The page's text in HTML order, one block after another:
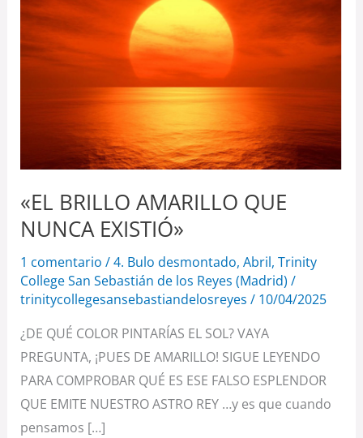
«EL BRILLO AMARILLO QUE
NUNCA EXISTIÓ»
1 comentario /4. Bulo desmontado, Abril, Trinity
College San Sebastián de los Reyes (Madrid) /
trinitycollegesansebastiandelosreyes / 10/04/2025
¿DE QUÉ COLOR PINTARÍAS EL SOL? VAYA
PREGUNTA, ¡PUES DE AMARILLO! SIGUE LEYENDO
PARA COMPROBAR QUÉ ES ESE FALSO ESPLENDOR
QUE EMITE NUESTRO ASTRO REY …y es que cuando
pensamos […]
QUE
NUNCA
EXISTIÓ»